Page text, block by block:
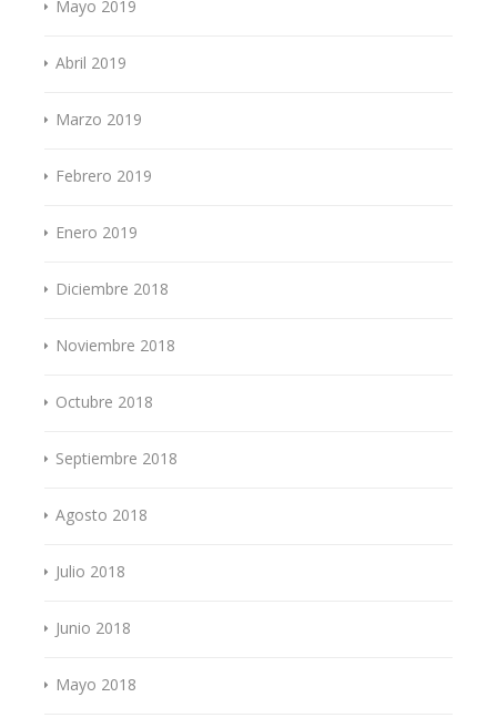
Mayo 2019
Abril 2019
Marzo 2019
Febrero 2019
Enero 2019
Diciembre 2018
Noviembre 2018
Octubre 2018
Septiembre 2018
Agosto 2018
Julio 2018
Junio 2018
Mayo 2018